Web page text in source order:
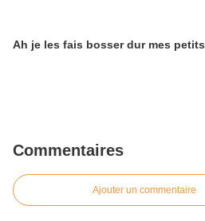
Ah je les fais bosser dur mes
Commentaires
Ajouter un commentaire